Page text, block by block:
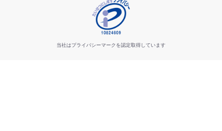
当社はプライバシーマークを認定取得しています